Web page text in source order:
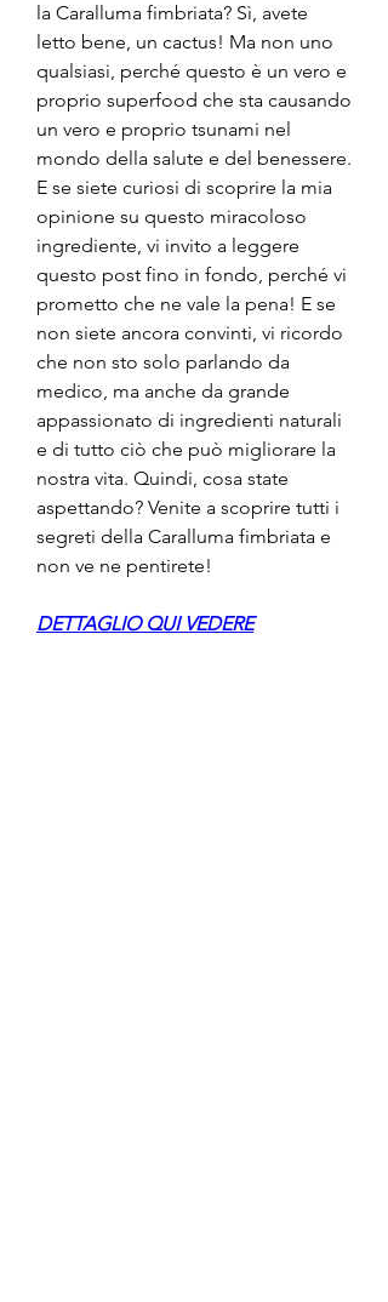
la Caralluma fimbriata? Sì, avete
letto bene, un cactus! Ma non uno
qualsiasi, perché questo è un vero e
proprio superfood che sta causando
un vero e proprio tsunami nel
mondo della salute e del benessere.
E se siete curiosi di scoprire la mia
opinione su questo miracoloso
ingrediente, vi invito a leggere
questo post fino in fondo, perché vi
prometto che ne vale la pena! E se
non siete ancora convinti, vi ricordo
che non sto solo parlando da
medico, ma anche da grande
appassionato di ingredienti naturali
e di tutto ciò che può migliorare la
nostra vita. Quindi, cosa state
aspettando? Venite a scoprire tutti i
segreti della Caralluma fimbriata e
non ve ne pentirete!
DETTAGLIO QUI VEDERE